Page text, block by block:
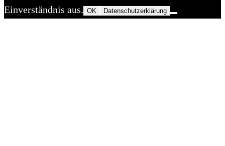
Einverständnis aus. OK Datenschutzerklärung